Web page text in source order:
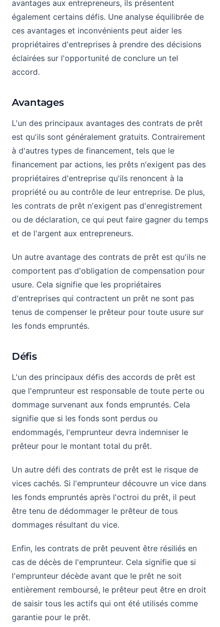
avantages aux entrepreneurs, ils présentent
également certains défis. Une analyse équilibrée de
ces avantages et inconvénients peut aider les
propriétaires d'entreprises à prendre des décisions
éclairées sur l'opportunité de conclure un tel
accord.
Avantages
L'un des principaux avantages des contrats de prêt
est qu'ils sont généralement gratuits. Contrairement
à d'autres types de financement, tels que le
financement par actions, les prêts n'exigent pas des
propriétaires d'entreprise qu'ils renoncent à la
propriété ou au contrôle de leur entreprise. De plus,
les contrats de prêt n'exigent pas d'enregistrement
ou de déclaration, ce qui peut faire gagner du temps
et de l'argent aux entrepreneurs.
Un autre avantage des contrats de prêt est qu'ils ne
comportent pas d'obligation de compensation pour
usure. Cela signifie que les propriétaires
d'entreprises qui contractent un prêt ne sont pas
tenus de compenser le prêteur pour toute usure sur
les fonds empruntés.
Défis
L'un des principaux défis des accords de prêt est
que l'emprunteur est responsable de toute perte ou
dommage survenant aux fonds empruntés. Cela
signifie que si les fonds sont perdus ou
endommagés, l'emprunteur devra indemniser le
prêteur pour le montant total du prêt.
Un autre défi des contrats de prêt est le risque de
vices cachés. Si l'emprunteur découvre un vice dans
les fonds empruntés après l'octroi du prêt, il peut
être tenu de dédommager le prêteur de tous
dommages résultant du vice.
Enfin, les contrats de prêt peuvent être résiliés en
cas de décès de l'emprunteur. Cela signifie que si
l'emprunteur décède avant que le prêt ne soit
entièrement remboursé, le prêteur peut être en droit
de saisir tous les actifs qui ont été utilisés comme
garantie pour le prêt.